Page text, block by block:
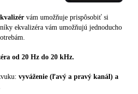
vám umožňuje prispôsobiť si
ekvalizéra vám umožňujú jednoducho
od 20 Hz do 20 kHz.
vyváženie (ľavý a pravý kanál) a